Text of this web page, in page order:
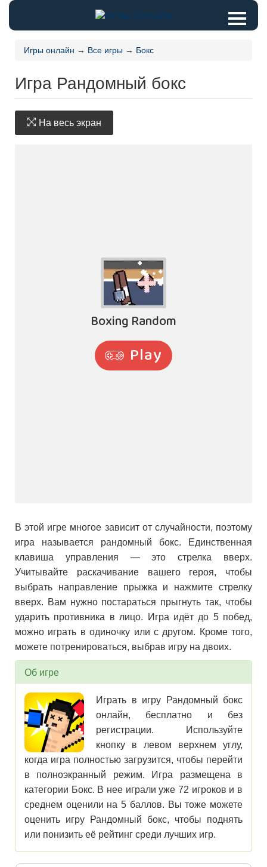
Игры онлайн → Все игры → Бокс
Игра Рандомный бокс
На весь экран
В этой игре многое зависит от случайности, поэтому
игра называется рандомный бокс. Единственная
клавиша управления — это стрелка вверх.
Учитывайте раскачивание вашего героя, чтобы
выбрать направление прыжка и нажмите стрелку
вверх. Вам нужно постараться прыгнуть так, чтобы
ударить противника в лицо. Игра идёт до 5 побед,
можно играть в одиночку или с другом. Кроме того,
можете потренироваться, выбрав игру на двоих.
Об игре
Играть в игру Рандомный бокс
онлайн, бесплатно и без
регистрации. Используйте
кнопку в левом верхнем углу,
когда игра полностью загрузится, чтобы перейти
в полноэкранный режим. Игра размещена в
категории Бокс. В нее играли уже 72 игроков и в
среднем оценили на 5 баллов. Вы тоже можете
оценить игру Рандомный бокс, чтобы поднять
или понизить её рейтинг среди лучших игр.